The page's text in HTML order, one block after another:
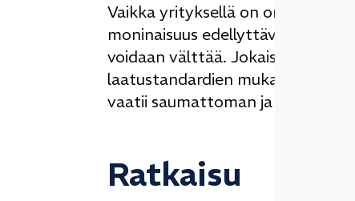
Vaikka yrityksellä on oma
moninaisuus edellyttävät
voidaan välttää. Jokaisen
laatustandardien mukaisuuden
vaatii saumattoman ja joustavan
Ratkaisu